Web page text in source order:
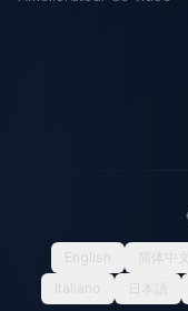
English 简体中文
Italiano
日本語